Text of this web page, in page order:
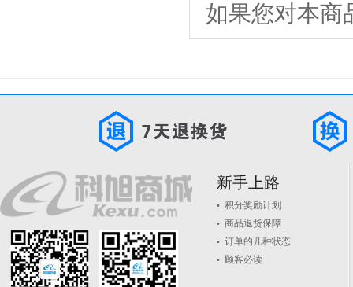
如果您对本商
新手上路
积分奖励计划
商品退货保障
订单的几种状态
顾客必读